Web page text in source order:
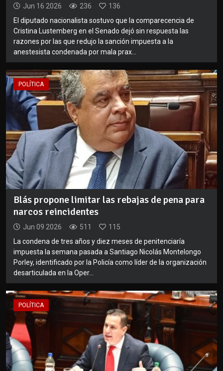
Jun 16 2026 236
136
El diputado nacionalista sostuvo que la comparecencia de
Cristina Lustemberg en el Senado dejó sin respuesta las
razones por las que redujo la sanción impuesta a la
anestesista condenada por mala prax...
POLÍTICA
Blás propone limitar las rebajas de pena para
narcos reincidentes
Jun 09 2026 511
115
La condena de tres años y diez meses de penitenciaría
impuesta la semana pasada a Santiago Nicolás Montelongo
Porley, identificado por la Policía como líder de la organización
desarticulada en la Oper...
POLÍTICA